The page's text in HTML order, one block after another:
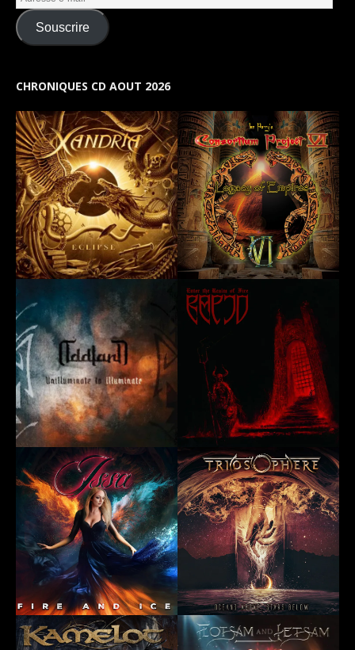
Souscrire
CHRONIQUES CD AOUT 2026